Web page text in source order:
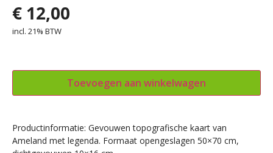
€ 12,00
incl. 21% BTW
Toevoegen aan winkelwagen
Productinformatie: Gevouwen topografische kaart van
Ameland met legenda. Formaat opengeslagen 50×70 cm,